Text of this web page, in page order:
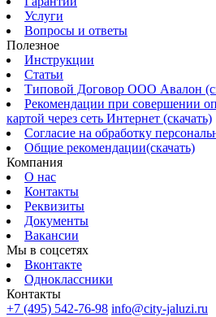
Услуги
Вопросы и ответы
Полезное
Инструкции
Статьи
Типовой Договор ООО Авалон
Рекомендации при совершении
картой через сеть Интернет (скачать)
Согласие на обработку
Общие рекомендации(скачать)
Компания
О нас
Контакты
Реквизиты
Документы
Вакансии
Мы в соцсетях
Вконтакте
Одноклассники
Контакты
+7 (495) 542-76-98 info@city-jaluzi.ru